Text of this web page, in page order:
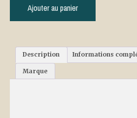
Ajouter au panier
Description Informations
Marque